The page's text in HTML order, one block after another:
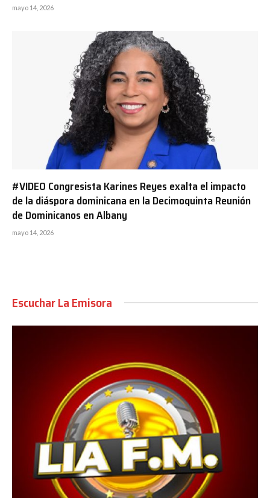
mayo 14, 2026
#VIDEO Congresista Karines Reyes exalta el impacto
de la diáspora dominicana en la Decimoquinta Reunión
de Dominicanos en Albany
mayo 14, 2026
Escuchar La Emisora